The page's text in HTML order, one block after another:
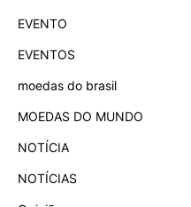
EVENTO
EVENTOS
moedas do brasil
MOEDAS DO MUNDO
NOTÍCIA
NOTÍCIAS